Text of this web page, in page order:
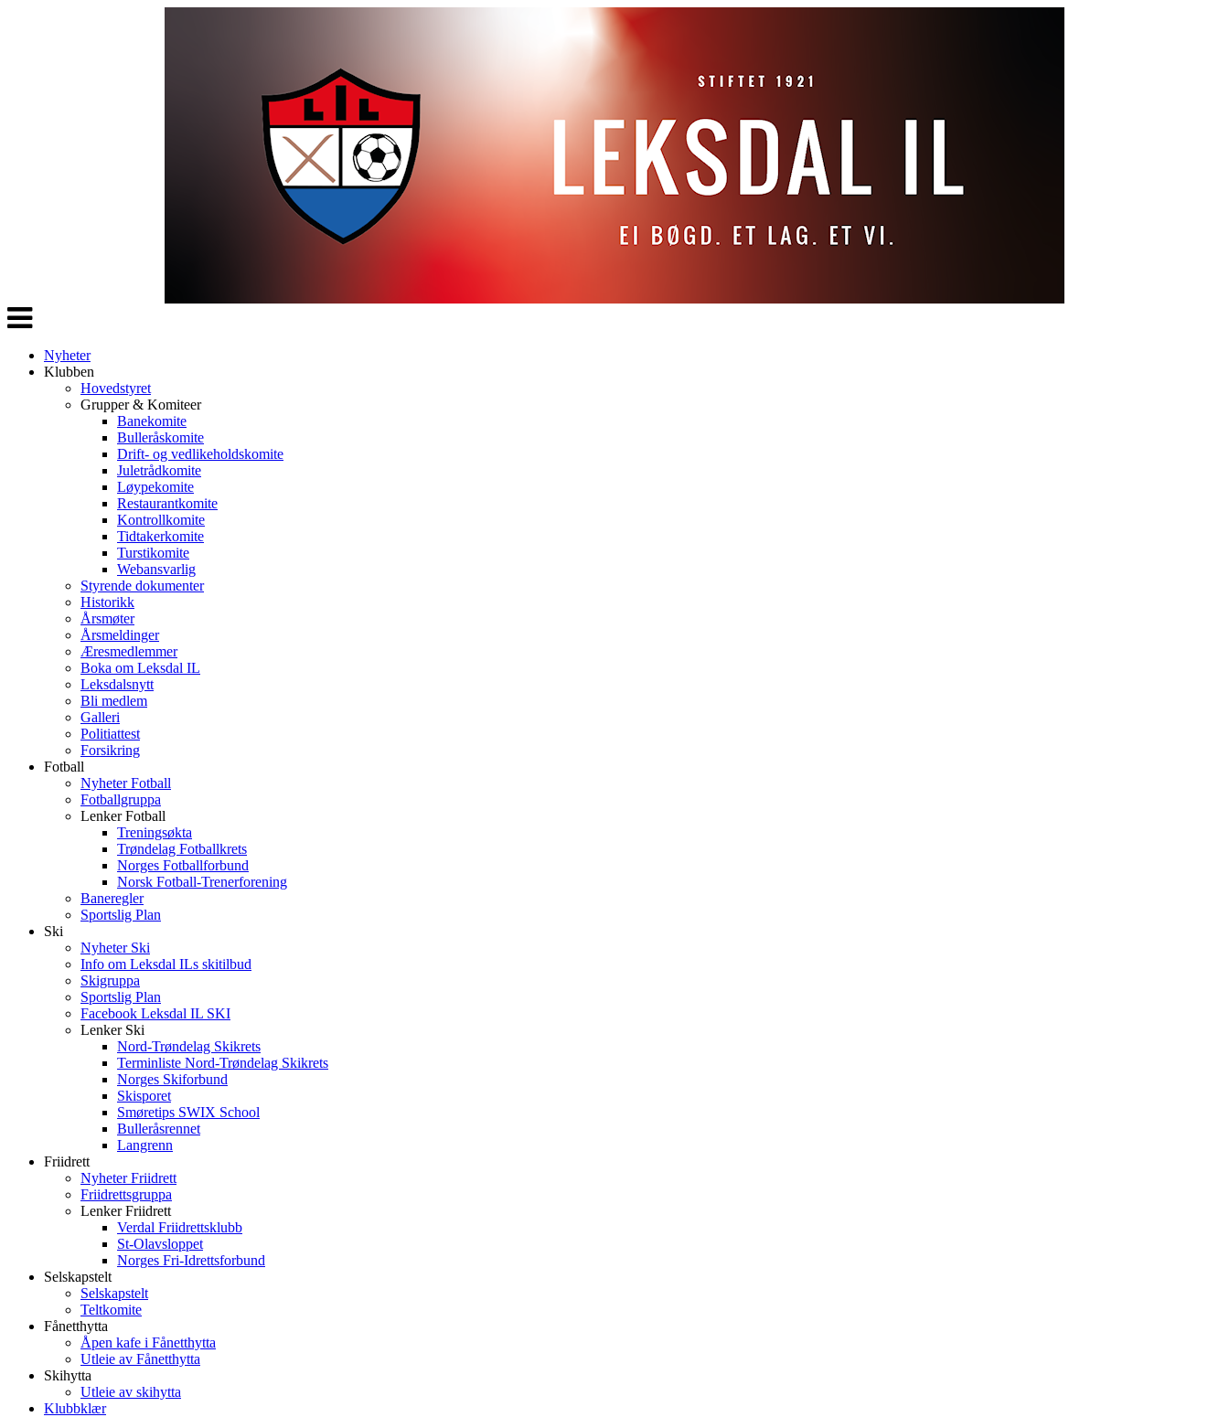
Veksle
navigasjon
Nyheter
Klubben
Hovedstyret
Grupper & Komiteer
Banekomite
Bulleråskomite
Drift- og vedlikeholdskomite
Juletrådkomite
Løypekomite
Restaurantkomite
Kontrollkomite
Tidtakerkomite
Turstikomite
Webansvarlig
Styrende dokumenter
Historikk
Årsmøter
Årsmeldinger
Æresmedlemmer
Boka om Leksdal IL
Leksdalsnytt
Bli medlem
Galleri
Politiattest
Forsikring
Fotball
Nyheter Fotball
Fotballgruppa
Lenker Fotball
Treningsøkta
Trøndelag Fotballkrets
Norges Fotballforbund
Norsk Fotball-Trenerforening
Baneregler
Sportslig Plan
Ski
Nyheter Ski
Info om Leksdal ILs skitilbud
Skigruppa
Sportslig Plan
Facebook Leksdal IL SKI
Lenker Ski
Nord-Trøndelag Skikrets
Terminliste Nord-Trøndelag Skikrets
Norges Skiforbund
Skisporet
Smøretips SWIX School
Bulleråsrennet
Langrenn
Friidrett
Nyheter Friidrett
Friidrettsgruppa
Lenker Friidrett
Verdal Friidrettsklubb
St-Olavsloppet
Norges Fri-Idrettsforbund
Selskapstelt
Selskapstelt
Teltkomite
Fånetthytta
Åpen kafe i Fånetthytta
Utleie av Fånetthytta
Skihytta
Utleie av skihytta
Klubbklær